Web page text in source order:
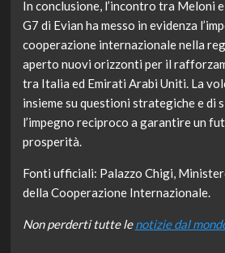
In conclusione, l’incontro tra Meloni
G7 di Evian ha messo in evidenza
cooperazione internazionale nella
aperto nuovi orizzonti per il
tra Italia ed Emirati Arabi Uniti. La
insieme su questioni strategiche e di
l’impegno reciproco a garantire un
prosperità.
Fonti ufficiali: Palazzo Chigi,
della Cooperazione Internazionale.
Non perderti tutte lenotizie dal